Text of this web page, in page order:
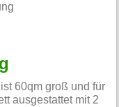
60qm groß und für
ausgestattet mit 2